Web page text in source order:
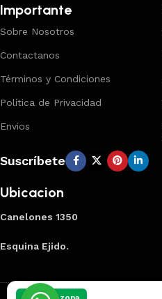
Importante
Sobre Nosotros
Contactanos
Términos y Condiciones
Política de Privacidad
Envios
Suscríbete
Ubicacion
Canelones 1350
Esquina Ejido.
Creado por